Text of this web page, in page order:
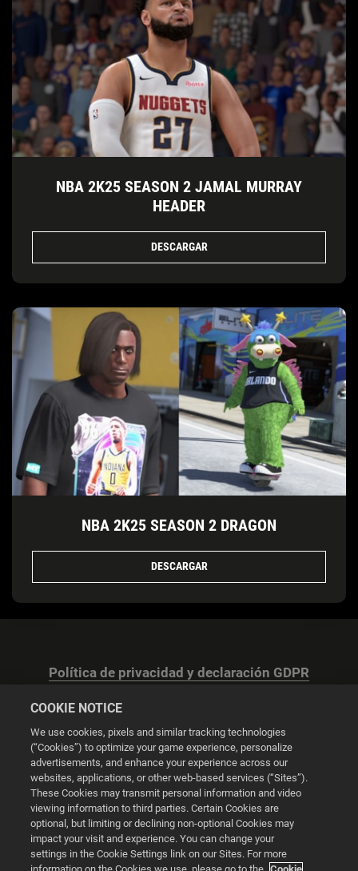
NBA 2K25 SEASON 2 JAMAL MURRAY
HEADER
DESCARGAR
NBA 2K25 SEASON 2 DRAGON
DESCARGAR
Política de privacidad y declaración GDPR
Configuración de las cookies
© 2026 2K
Powered byOnclusive PR Manager™
COOKIE NOTICE
We use cookies, pixels and similar tracking technologies
(“Cookies”) to optimize your game experience, personalize
advertisements, and enhance your experience across our
websites, applications, or other web-based services (“Sites”).
These Cookies may transmit personal information and video
viewing information to third parties. Certain Cookies are
optional, but limiting or declining non-optional Cookies may
impact your visit and experience. You can change your
settings in the Cookie Settings link on our Sites. For more